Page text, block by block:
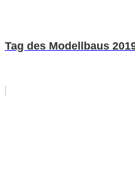
Tag des Modellbaus